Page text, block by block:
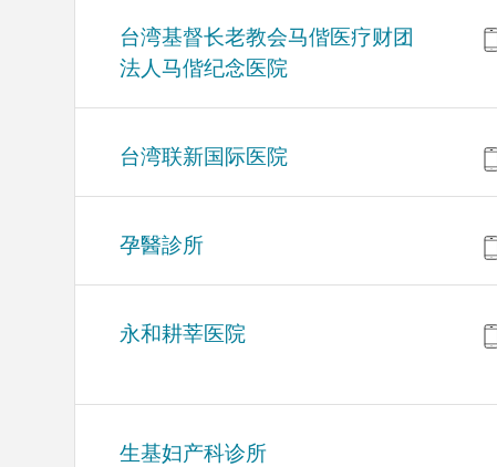
台湾基督长老教会马偕医疗财团
法人马偕纪念医院
台湾联新国际医院
孕醫診所
永和耕莘医院
生基妇产科诊所